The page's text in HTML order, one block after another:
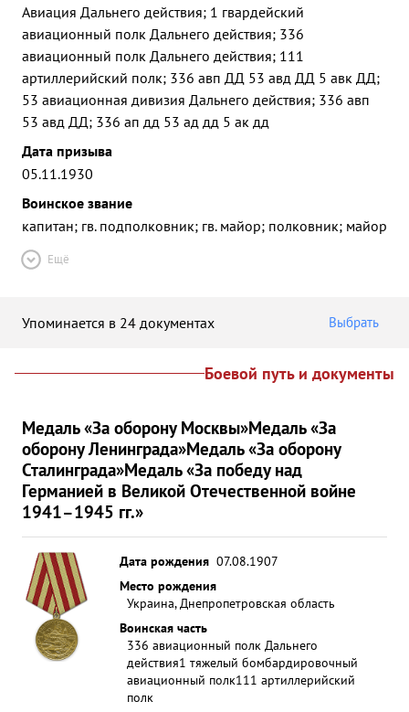
Авиация Дальнего действия; 1 гвардейский
авиационный полк Дальнего действия; 336
авиационный полк Дальнего действия; 111
артиллерийский полк; 336 авп ДД 53 авд ДД 5 авк ДД;
53 авиационная дивизия Дальнего действия; 336 авп
53 авд ДД; 336 ап дд 53 ад дд 5 ак дд
Дата призыва
05.11.1930
Воинское звание
капитан; гв. подполковник; гв. майор; полковник; майор
Ещё
Упоминается в 24 документах Выбрать
Боевой путь и документы
Медаль «За оборону Москвы»Медаль «За
оборону Ленинграда»Медаль «За оборону
Сталинграда»Медаль «За победу над
Германией в Великой Отечественной войне
1941–1945 гг.»
Дата рождения 07.08.1907
Место рождения
Украина, Днепропетровская область
Воинская часть
336 авиационный полк Дальнего
действия1 тяжелый бомбардировочный
авиационный полк111 артиллерийский
полк